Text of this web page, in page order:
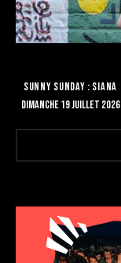
SUNNY SUNDAY : SIANA
DIMANCHE 19 JUILLET 2026